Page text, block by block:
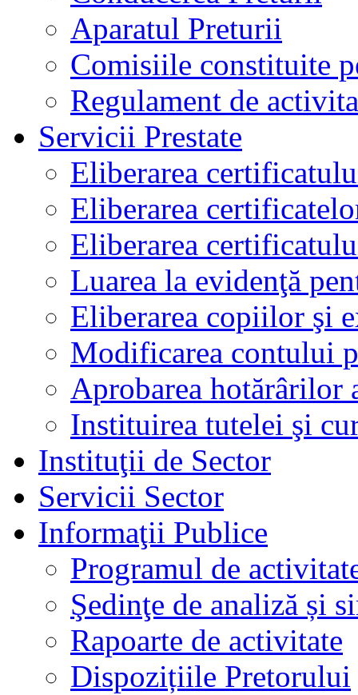
Aparatul Preturii
Comisiile constituite
Regulament de
Servicii Prestate
Eliberarea
Eliberarea
Eliberarea
Luarea la evidenţă
Eliberarea copiilor şi
Modificarea contului
Aprobarea hotărârilor
Instituirea tutelei şi
Instituţii de Sector
Servicii Sector
Informaţii Publice
Programul de
Şedinţe de analiză și
Rapoarte de activitate
Dispozițiile Pretorului